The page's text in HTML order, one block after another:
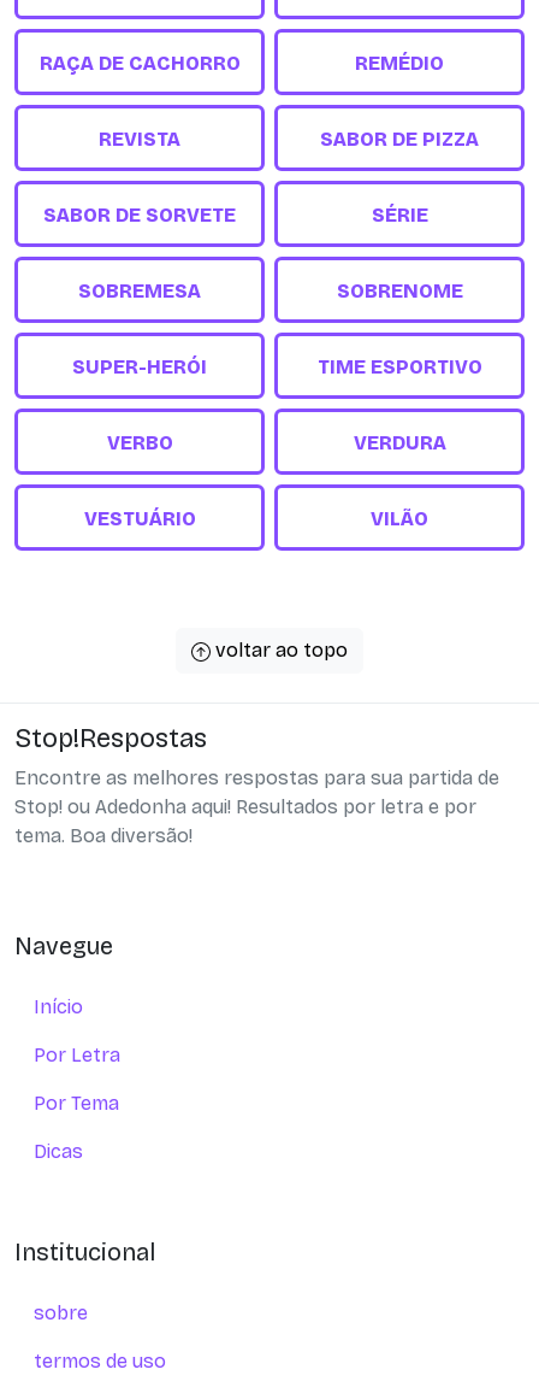
RAÇA DE CACHORRO REMÉDIO
REVISTA SABOR DE PIZZA
SABOR DE SORVETE SÉRIE
SOBREMESA SOBRENOME
SUPER-HERÓI TIME ESPORTIVO
VERBO VERDURA
VESTUÁRIO VILÃO
voltar ao topo
Stop!Respostas
Encontre as melhores respostas para sua partida de
Stop! ou Adedonha aqui! Resultados por letra e por
tema. Boa diversão!
Navegue
Início
Por Letra
Por Tema
Dicas
Institucional
sobre
termos de uso